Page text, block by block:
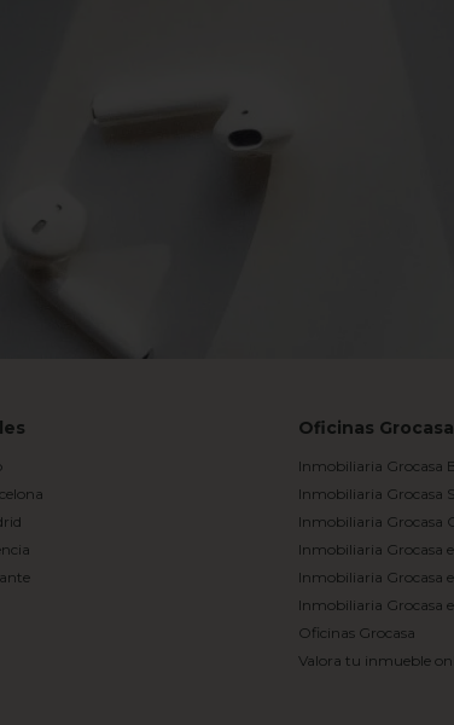
Oficinas Grocasa
Inmobiliaria Grocasa
Inmobiliaria Grocasa
Inmobiliaria Grocasa
Inmobiliaria Grocasa
Inmobiliaria Grocasa
Inmobiliaria Grocasa
Oficinas Grocasa
Valora tu inmueble